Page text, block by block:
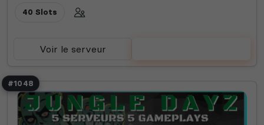
40 Slots
Voir le serveur
#1048